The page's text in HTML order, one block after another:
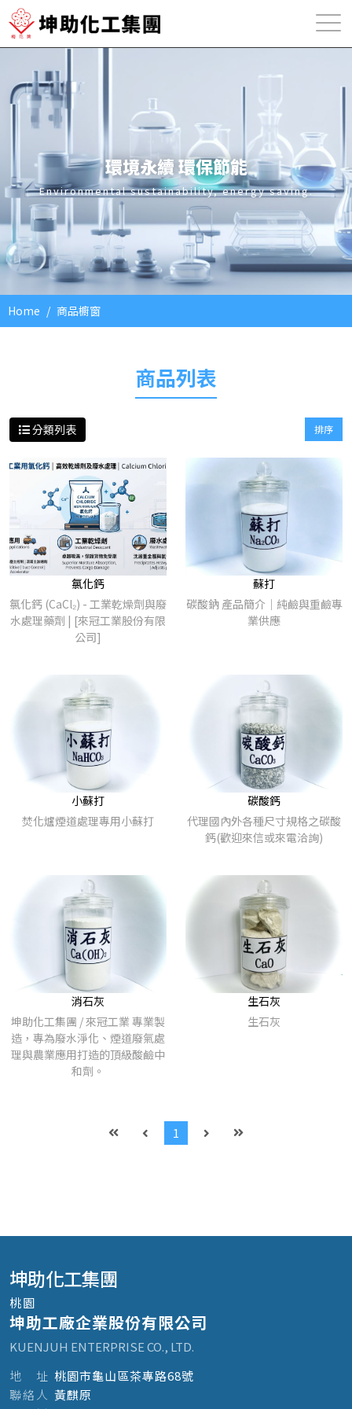
環境永續環保節能
Environmental sustainability, energy saving.
Home 商品櫥窗
商品列表
分類列表 排序
氯化鈣
氯化鈣 (CaCl₂) - 工業乾燥劑與廢
水處理藥劑 | [來冠工業股份有限
公司]
蘇打
碳酸鈉 產品簡介｜純鹼與重鹼專
業供應
小蘇打
焚化爐煙道處理專用小蘇打
碳酸鈣
代理國內外各種尺寸規格之碳酸
鈣(歡迎來信或來電洽詢)
消石灰
坤助化工集團 / 來冠工業 專業製
造，專為廢水淨化、煙道廢氣處
理與農業應用打造的頂級酸鹼中
和劑。
生石灰
生石灰
1
坤助化工集團
桃園
坤助工廠企業股份有限公司
KUENJUH ENTERPRISE CO., LTD.
地
址 桃園市龜山區茶專路68號
聯絡 人 黃麒原